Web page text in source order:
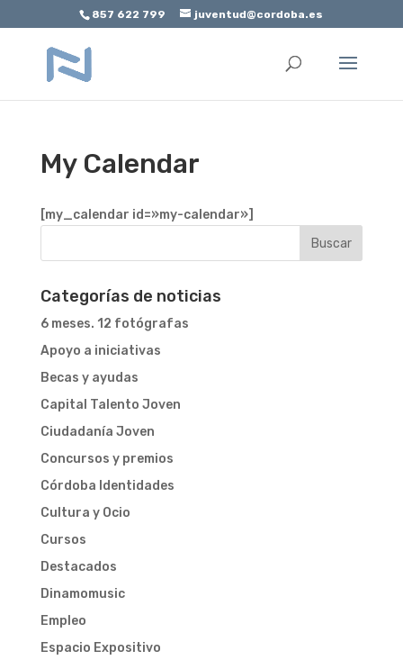
Abrir barra de herramientas
857 622 799 juventud@cordoba.es
My Calendar
[my_calendar id=»my-calendar»]
Categorías de noticias
6 meses. 12 fotógrafas
Apoyo a iniciativas
Becas y ayudas
Capital Talento Joven
Ciudadanía Joven
Concursos y premios
Córdoba Identidades
Cultura y Ocio
Cursos
Destacados
Dinamomusic
Empleo
Espacio Expositivo